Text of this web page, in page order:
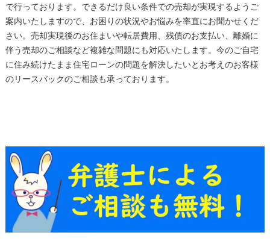
で行っております。できるだけ良い条件での売却が実現するようご
案内いたしますので、お困りの状況やお悩みを率直にお聞かせくだ
さい。売却実現後のお住まいや転居費用、残債のお支払い、離婚に
伴う売却のご相談など複雑な問題にも対応いたします。今のご自宅
に住み続けたまま住宅ローンの問題を解決したいとお考えのお客様
のリースバックのご相談も承っております。